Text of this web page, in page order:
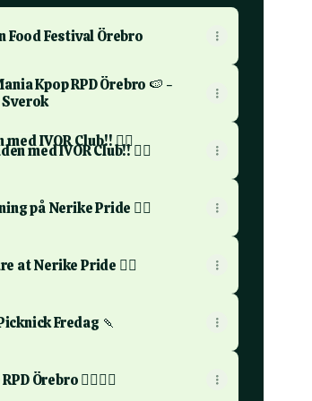
Food Festival Örebro
Kpop RPD Örebro 🍉 -
Sverok
med IVOR Club!! 🏳️‍🌈
på Nerike Pride 🏳️‍🌈
at Nerike Pride 🏳️‍🌈
Fredag 🍡
Örebro 🏳️‍🌈💃🏻